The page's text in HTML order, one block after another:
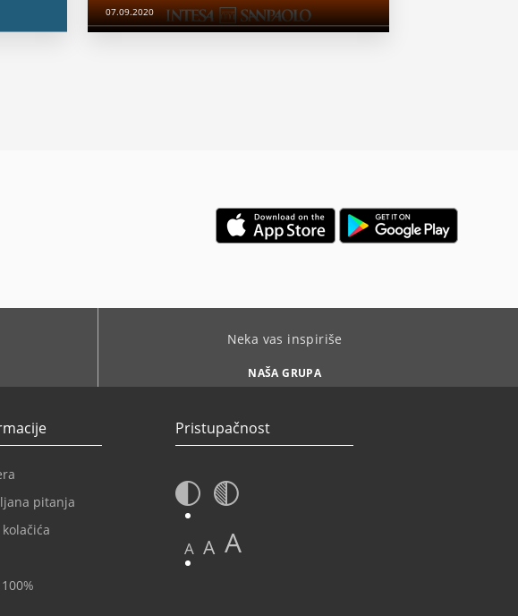
07.09.2020
Neka vas inspiriše
NAŠA GRUPA
pitanja
Pristupačnost
A A A